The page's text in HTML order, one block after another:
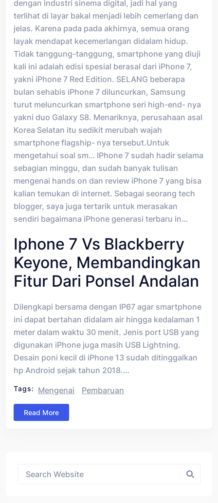
dengan industri sinema digital, jadi hal yang
terlihat di layar bakal menjadi lebih cemerlang dan
jelas. Karena pada pada akhirnya, semua orang
layak mendapat kecemerlangan didalam hidup.
Tidak tanggung-tanggung, smartphone yang diuji
kali ini adalah edisi spesial berasal dari iPhone 7,
yakni iPhone 7 Red Edition. SELANG beberapa
bulan sehabis iPhone 7 diluncurkan, Samsung
turut meluncurkan smartphone seri high-end- nya
yakni duo Galaxy S8. Menariknya, perusahaan asal
Korea Selatan itu sedikit merubah wajah
smartphone flagship- nya tersebut.Untuk
mengetahui soal sm… IPhone 7 sudah hadir selama
sebagian minggu, dan sudah banyak tulisan
mengenai hands on dan review iPhone 7 yang bisa
kalian temukan di internet. Sebagai seorang tech
blogger, saya juga tertarik untuk merasakan
sendiri bagaimana iPhone generasi terbaru in…
Iphone 7 Vs Blackberry
Keyone, Membandingkan
Fitur Dari Ponsel Andalan
Dilengkapi bersama dengan IP67 agar smartphone
ini dapat bertahan didalam air hingga kedalaman 1
meter dalam waktu 30 menit. Jenis port USB yang
digunakan iPhone juga masih USB Lightning.
Desain poni kecil di iPhone 13 sudah ditinggalkan
hp Android sejak tahun 2018.…
Tags: Mengenai Pembaruan
Read More